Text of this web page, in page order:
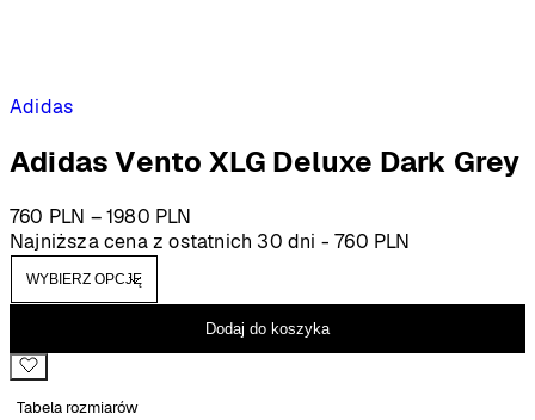
Adidas
Adidas Vento XLG Deluxe Dark Grey
760 PLN – 1980 PLN
cen:
1980 PLN
Najniższa cena z ostatnich 30 dni -760 PLN
Dodaj do koszyka
Tabela rozmiarów